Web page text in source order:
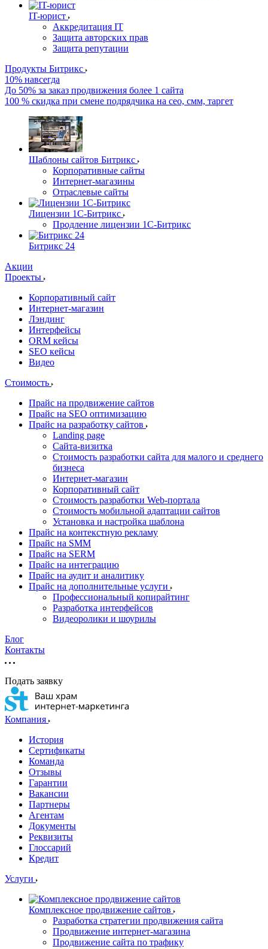
IT-юрист
Аккредитация IT
Защита авторских прав
Защита репутации
Продукты Битрикс
10% навсегда
До 50% за заказ продвижения более 1 сайта
100 % скидка при смене подрядчика на сео, смм, таргет
Шаблоны сайтов Битрикс
Корпоративные сайты
Интернет-магазины
Отраслевые сайты
Лицензии 1С-Битрикс
Продление лицензии 1С-Битрикс
Битрикс 24
Акции
Проекты
Корпоративный сайт
Интернет-магазин
Лэндинг
Интерфейсы
ORM кейсы
SEO кейсы
Видео
Стоимость
Прайс на продвижение сайтов
Прайс на SEO оптимизацию
Прайс на разработку сайтов
Landing page
Cайта-визитка
Стоимость разработки сайта для малого и среднего
бизнеса
Интернет-магазин
Корпоративный сайт
Стоимость разработки Web-портала
Стоимость мобильной адаптации сайтов
Установка и настройка шаблона
Прайс на контекстную рекламу
Прайс на SMM
Прайс на SERM
Прайс на интеграцию
Прайс на аудит и аналитику
Прайс на дополнительные услуги
Профессиональный копирайтинг
Разработка интерфейсов
Видеоролики и шоурилы
Блог
Контакты
Подать заявку
Компания
История
Сертификаты
Команда
Отзывы
Гарантии
Вакансии
Партнеры
Агентам
Документы
Реквизиты
Глоссарий
Кредит
Услуги
Комплексное продвижение сайтов
Разработка стратегии продвижения сайта
Продвижение интернет-магазина
Продвижение сайта по трафику